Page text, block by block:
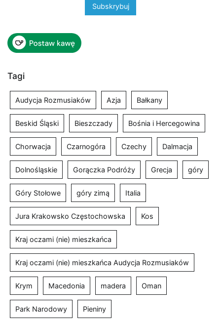
Tagi
Audycja Rozmusiaków Azja Bałkany
Beskid Śląski Bieszczady Bośnia i Hercegowina
Chorwacja Czarnogóra Czechy Dalmacja
Dolnośląskie Gorączka Podróży Grecja góry
Góry Stołowe góry zimą Italia
Jura Krakowsko Częstochowska Kos
Kraj oczami (nie) mieszkańca
Kraj oczami (nie) mieszkańca Audycja Rozmusiaków
Krym Macedonia madera Oman
Park Narodowy Pieniny